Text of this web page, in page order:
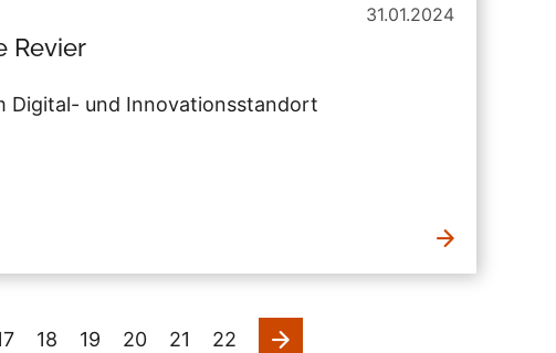
31.01.2024
Revier
Digital- und Innovationsstandort
18 19 20 21 22 nächste